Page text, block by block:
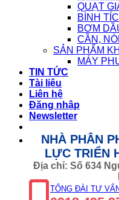
QUẠT
BÌNH
BƠM
CẦN,
SẢN PHẨM
MÁY
TIN TỨC
Tài liệu
Liên hệ
Đăng nhập
Newsletter
NHÀ PHÂN
LỰC TRIỂN
Địa chỉ: Số 634
TỔNG ĐÀI TƯ